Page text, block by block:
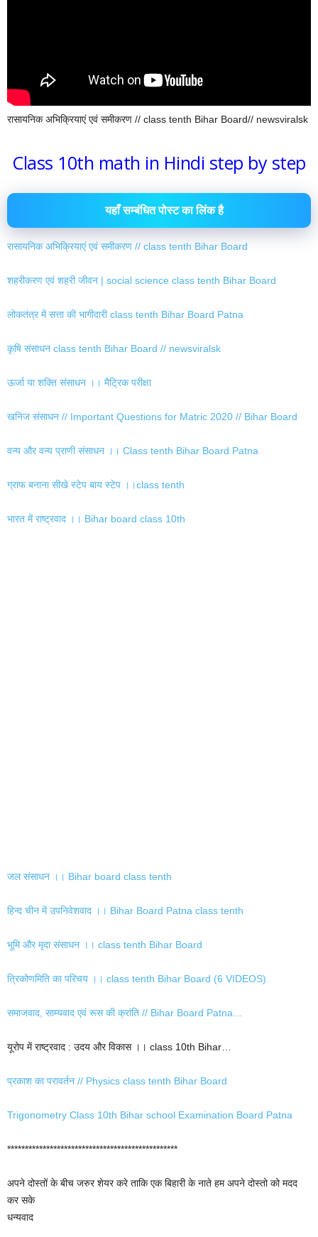
रासायनिक अभिक्रियाएं एवं समीकरण // class tenth Bihar Board// newsviralsk
Class 10th math in Hindi step by step
यहाँ सम्बंधित पोस्ट का लिंक है
रासायनिक अभिक्रियाएं एवं समीकरण // class tenth Bihar Board
शहरीकरण एवं शहरी जीवन | social science class tenth Bihar Board
लोकतंत्र में सत्ता की भागीदारी class tenth Bihar Board Patna
कृषि संसाधन class tenth Bihar Board // newsviralsk
ऊर्जा या शक्ति संसाधन ।। मैट्रिक परीक्षा
खनिज संसाधन // Important Questions for Matric 2020 // Bihar Board
वन्य और वन्य प्राणी संसाधन ।। Class tenth Bihar Board Patna
ग्राफ बनाना सीखे स्टेप बाय स्टेप ।।class tenth
भारत में राष्ट्रवाद ।। Bihar board class 10th
जल संसाधन ।। Bihar board class tenth
हिन्द चीन में उपनिवेशवाद ।। Bihar Board Patna class tenth
भूमि और मृदा संसाधन ।। class tenth Bihar Board
त्रिकोणमिति का परिचय ।। class tenth Bihar Board (6 VIDEOS)
समाजवाद, साम्यवाद एवं रूस की क्रांति // Bihar Board Patna…
यूरोप में राष्ट्रवाद : उदय और विकास ।। class 10th Bihar…
प्रकाश का परावर्तन // Physics class tenth Bihar Board
Trigonometry Class 10th Bihar school Examination Board Patna
************************************************
अपने दोस्तों के बीच जरुर शेयर करे ताकि एक बिहारी के नाते हम अपने दोस्तो को मदद
कर सके
धन्यवाद